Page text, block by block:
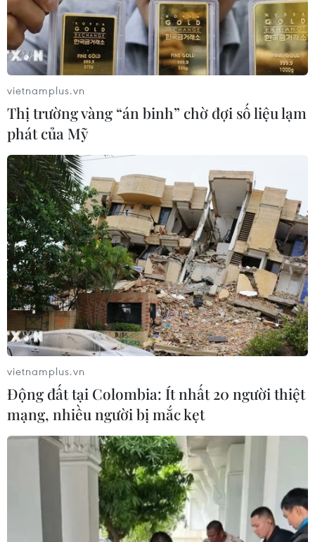
Kế hoạch đồng tiền chung Tây Phi
đối mặt thách thức
Nigeria: Hơn 100 người bị bắt cóc ở
bang Zamfara
03/08/2026 11:32
Châu Phi tận dụng lợi thế quang điện
cho ngành xe điện
03/08/2026 09:46
Động đất mạnh làm rung chuyển
nhiều khu vực tại Ai Cập
03/08/2026 03:11
90 người thiệt mạng trong khủng
hoảng di cư tại Ceuta
Giao tranh tại Sudan leo thang, hàng
vietnamplus.vn
Thị trường vàng “án binh” chờ đợi số liệu lạm
phát của Mỹ
vietnamplus.vn
Động đất tại Colombia: Ít nhất 20 người thiệt
mạng, nhiều người bị mắc kẹt